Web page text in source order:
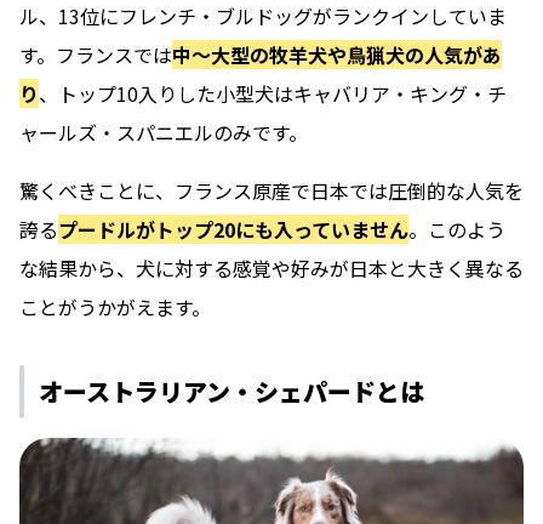
ル、13位にフレンチ・ブルドッグがランクインしていま
す。フランスでは中～大型の牧羊犬や鳥猟犬の人気があ
り、トップ10入りした小型犬はキャバリア・キング・チ
ャールズ・スパニエルのみです。
驚くべきことに、フランス原産で日本では圧倒的な人気を
誇るプードルがトップ20にも入っていません。このよう
な結果から、犬に対する感覚や好みが日本と大きく異なる
ことがうかがえます。
オーストラリアン・シェパードとは